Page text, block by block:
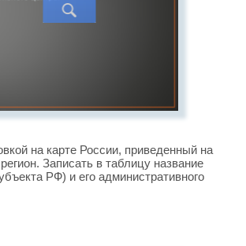
на карте России, приведенный на
Записать в таблицу название
РФ) и его административного